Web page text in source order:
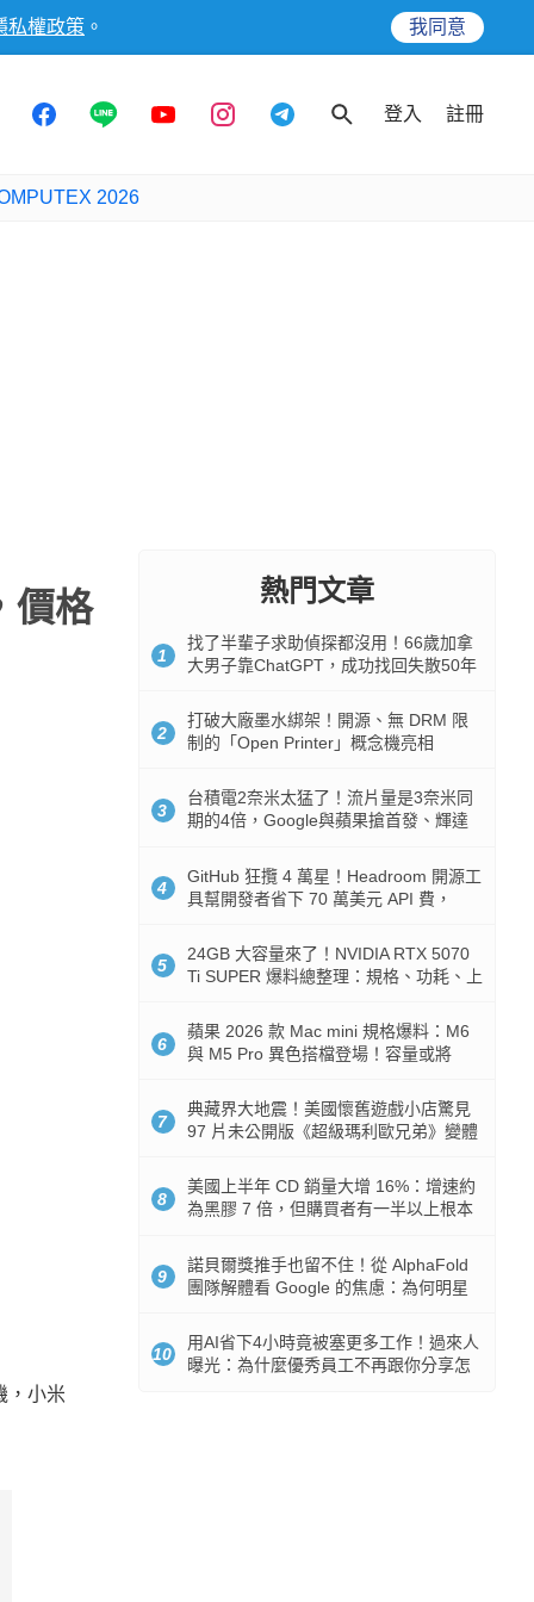
私權政策 。 我同意
登入 註冊
2026
價格
，小米
熱門文章
1
找了半輩子求助偵探都沒用！66歲加拿
大男子靠ChatGPT，成功找回失散50年
2
打破大廠墨水綁架！開源、無 DRM 限
制的「Open Printer」概念機亮相
3
台積電2奈米太猛了！流片量是3奈米同
期的4倍，Google與蘋果搶首發、輝達
4
GitHub 狂攬 4 萬星！Headroom 開源工
具幫開發者省下 70 萬美元 API 費，
5
24GB 大容量來了！NVIDIA RTX 5070
Ti SUPER 爆料總整理：規格、功耗、上
6
蘋果 2026 款 Mac mini 規格爆料：M6
與 M5 Pro 異色搭檔登場！容量或將
7
典藏界大地震！美國懷舊遊戲小店驚見
97 片未公開版《超級瑪利歐兄弟》變體
8
美國上半年 CD 銷量大增 16%：增速約
為黑膠 7 倍，但購買者有一半以上根本
9
諾貝爾獎推手也留不住！從 AlphaFold
團隊解體看 Google 的焦慮：為何明星
10
用AI省下4小時竟被塞更多工作！過來人
曝光：為什麼優秀員工不再跟你分享怎